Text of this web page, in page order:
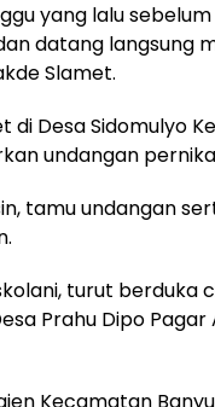
yang lalu
datang langsung
Slamet.
di Desa Sidomulyo
undangan
tamu undangan
turut berduka
Prahu Dipo